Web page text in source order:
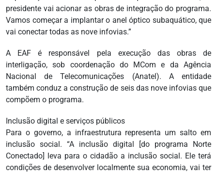
presidente vai acionar as obras de integração do programa.
Vamos começar a implantar o anel óptico subaquático, que
vai conectar todas as nove infovias.”
A EAF é responsável pela execução das obras de
interligação, sob coordenação do MCom e da Agência
Nacional de Telecomunicações (Anatel). A entidade
também conduz a construção de seis das nove infovias que
compõem o programa.
Inclusão digital e serviços públicos
Para o governo, a infraestrutura representa um salto em
inclusão social. “A inclusão digital [do programa Norte
Conectado] leva para o cidadão a inclusão social. Ele terá
condições de desenvolver localmente sua economia, vai ter